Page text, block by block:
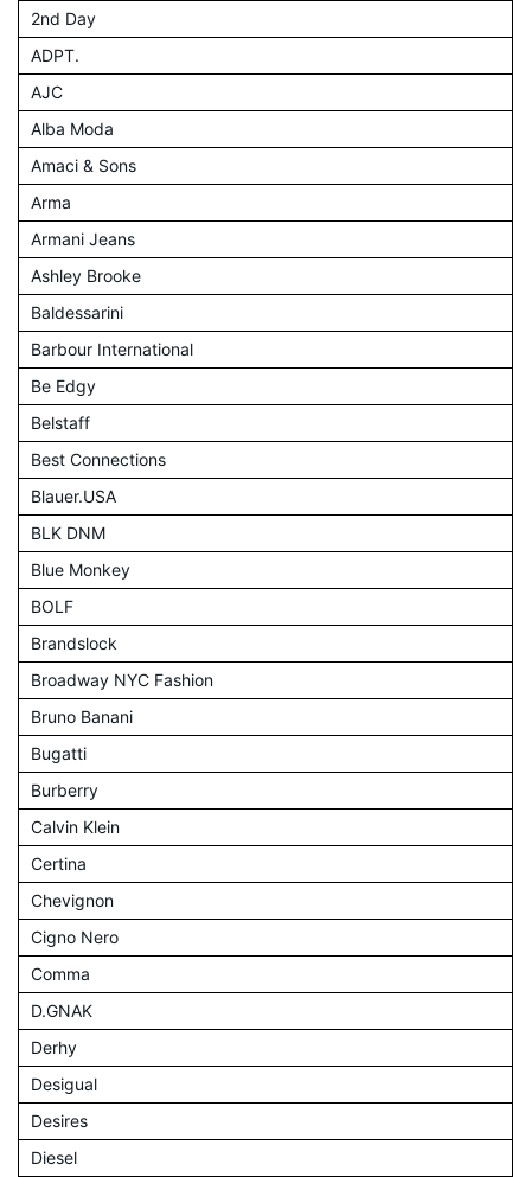
2nd Day
ADPT.
AJC
Alba Moda
Amaci & Sons
Arma
Armani Jeans
Ashley Brooke
Baldessarini
Barbour International
Be Edgy
Belstaff
Best Connections
Blauer.USA
BLK DNM
Blue Monkey
BOLF
Brandslock
Broadway NYC Fashion
Bruno Banani
Bugatti
Burberry
Calvin Klein
Certina
Chevignon
Cigno Nero
Comma
D.GNAK
Derhy
Desigual
Desires
Diesel